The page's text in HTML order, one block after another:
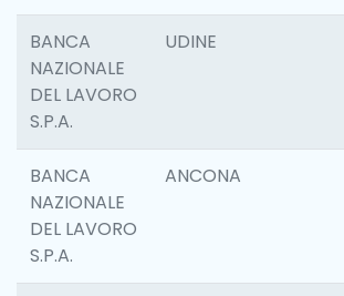
BANCA
NAZIONALE
DEL LAVORO
S.P.A.
UDINE
BANCA
NAZIONALE
DEL LAVORO
S.P.A.
ANCONA